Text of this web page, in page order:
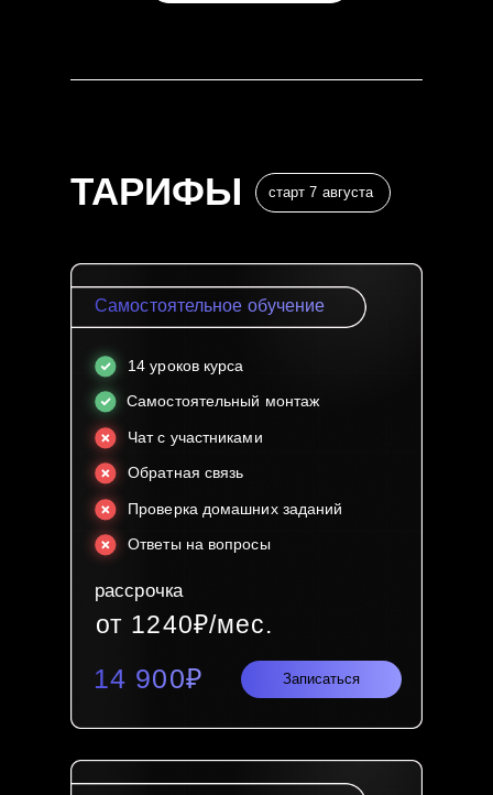
ТАРИФЫ старт 7 августа
Самостоятельное обучение
14 уроков курса
Самостоятельный монтаж
Чат с участниками
Обратная связь
Проверка домашних заданий
Ответы на вопросы
рассрочка
от 1240₽/мес.
14 900₽ Записаться